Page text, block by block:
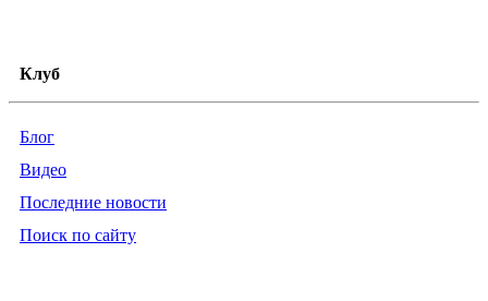
Клуб
Блог
Видео
Последние новости
Поиск по сайту